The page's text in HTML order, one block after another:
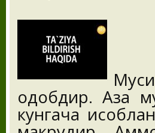
одобдир. Аза
кунгача